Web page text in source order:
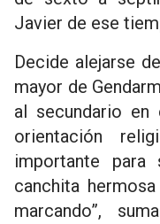
Javier de ese
Decide alejarse
mayor de
al secundario
orientación
importante para
canchita
marcando”,